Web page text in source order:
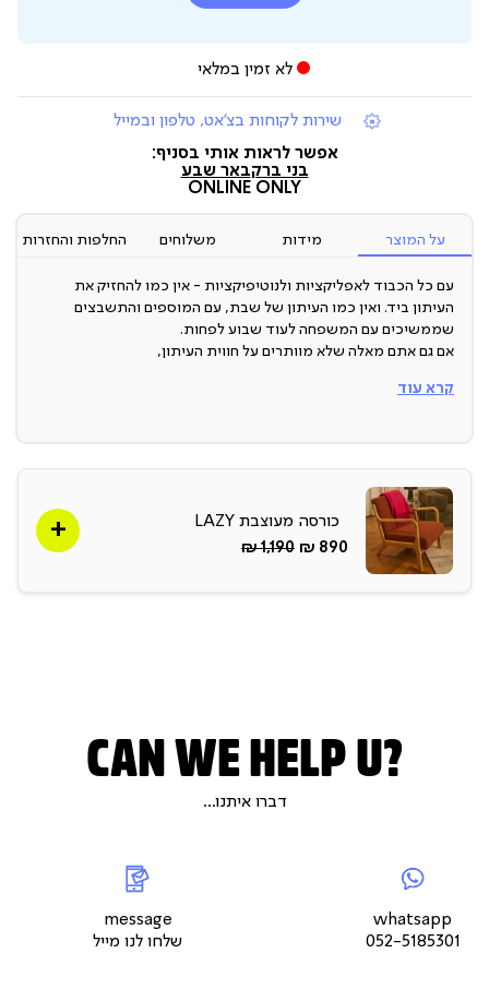
לא זמין במלאי
תומכי
שירות לקוחות בצ'אט, טלפון ובמייל
אפשר לראות אותי בסניף:
בני ברקבאר שבע
ONLINE ONLY
על המוצר מידות משלוחים החלפות והחזרות
עם כל הכבוד לאפליקציות ולנוטיפיקציות - אין כמו להחזיק את
העיתון ביד. ואין כמו העיתון של שבת, עם המוספים והתשבצים
שממשיכים עם המשפחה לעוד שבוע לפחות.
אם גם אתם מאלה שלא מוותרים על חווית העיתון,
או מעצבים את הבית עם מגוון מגזינים – יש לנו עדכון בשבילכם:
תיתכן סטייה של עד 2% במידות ובגוון
קרא עוד
כורסה מעוצבת LAZY
החל
890 ₪
Regular
1,190 ₪
CAN WE HELP U?
דברו איתנו...
צור
עמוד
מוצר
(9)
whatsapp
052-5185301
עמוד
מוצר
message
שלחו לנו מייל